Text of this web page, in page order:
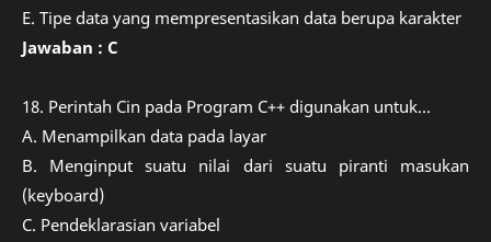
E. Tipe data yang mempresentasikan data berupa karakter
Jawaban : C
18. Perintah Cin pada Program C++ digunakan untuk...
A. Menampilkan data pada layar
B. Menginput suatu nilai dari suatu piranti masukan
(keyboard)
C. Pendeklarasian variabel